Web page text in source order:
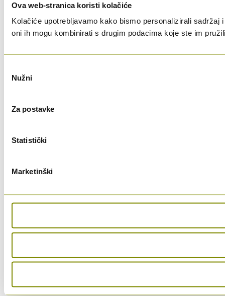
Ova web-stranica koristi kolačiće
Kolačiće upotrebljavamo kako bismo personalizirali
oni ih mogu kombinirati s drugim podacima koje ste im
pristanka
Nužni
Za postavke
Statistički
Marketinški